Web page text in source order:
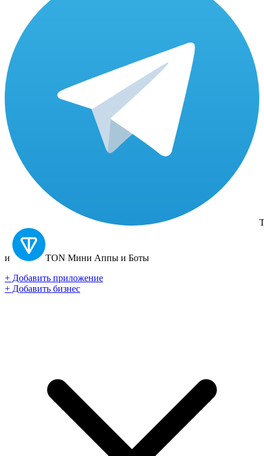
и TON Мини Аппы и Боты
+ Добавить приложение
+ Добавить бизнес